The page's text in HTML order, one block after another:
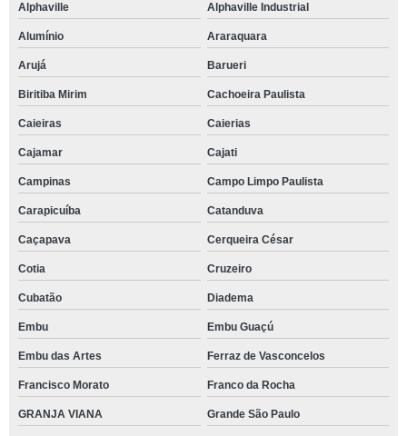
Alphaville Alphaville Industrial
Alumínio Araraquara
Arujá Barueri
Biritiba Mirim Cachoeira Paulista
Caieiras Caierias
Cajamar Cajati
Campinas Campo Limpo Paulista
Carapicuíba Catanduva
Caçapava Cerqueira César
Cotia Cruzeiro
Cubatão Diadema
Embu Embu Guaçú
Embu das Artes Ferraz de Vasconcelos
Francisco Morato Franco da Rocha
GRANJA VIANA Grande São Paulo